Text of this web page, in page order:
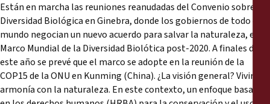
Están en marcha las reuniones reanudadas del Convenio sobre la
Diversidad Biológica en Ginebra, donde los gobiernos de todo el
mundo negocian un nuevo acuerdo para salvar la naturaleza, el
Marco Mundial de la Diversidad Biolótica post-2020. A finales de
este año se prevé que el marco se adopte en la reunión de la
COP15 de la ONU en Kunming (China). ¿La visión general? Vivir en
armonía con la naturaleza. En este contexto, un enfoque basado